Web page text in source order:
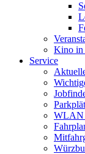
Kino in
Service
WLAN